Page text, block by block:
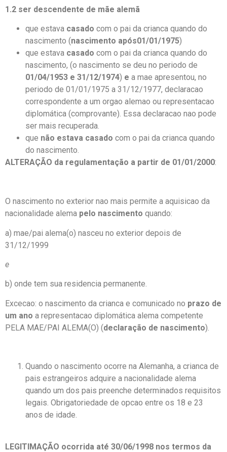
1.2 ser descendente de mãe alemã
que estava casado com o pai da crianca quando do
nascimento (nascimento após01/01/1975)
que estava casado com o pai da crianca quando do
nascimento, (o nascimento se deu no periodo de
01/04/1953 e 31/12/1974) e a mae apresentou, no
periodo de 01/01/1975 a 31/12/1977, declaracao
correspondente a um orgao alemao ou representacao
diplomática (comprovante). Essa declaracao nao pode
ser mais recuperada.
que não estava casado com o pai da crianca quando
do nascimento.
ALTERAÇÃO da regulamentação a partir de 01/01/2000:
O nascimento no exterior nao mais permite a aquisicao da
nacionalidade alema pelo nascimento quando:
a) mae/pai alema(o) nasceu no exterior depois de
31/12/1999
e
b) onde tem sua residencia permanente.
Excecao: o nascimento da crianca e comunicado no prazo de
um ano a representacao diplomática alema competente
PELA MAE/PAI ALEMA(O) (declaração de nascimento).
Quando o nascimento ocorre na Alemanha, a crianca de
pais estrangeiros adquire a nacionalidade alema
quando um dos pais preenche determinados requisitos
legais. Obrigatoriedade de opcao entre os 18 e 23
anos de idade.
LEGITIMAÇÃO ocorrida até 30/06/1998 nos termos da